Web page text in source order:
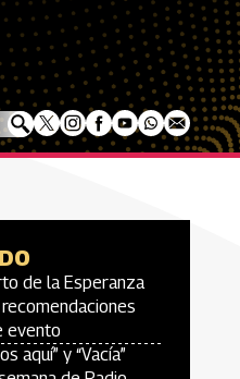
de la Esperanza
evento
aquí” y “Vacía”